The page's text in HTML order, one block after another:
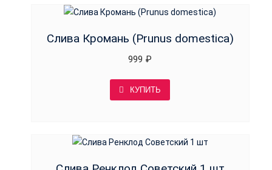
Слива Кромань (Prunus domestica)
999 ₽
КУПИТЬ